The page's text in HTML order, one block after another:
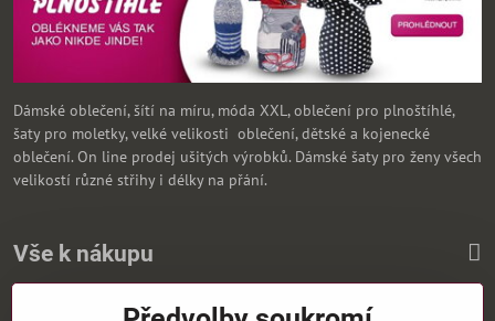
Dámské oblečení, šítí na míru, móda XXL, oblečení pro plnoštíhlé,
šaty pro moletky, velké velikosti oblečení, dětské a kojenecké
oblečení. On line prodej ušitých výrobků. Dámské šaty pro ženy všech
velikostí různé střihy i délky na přání.
Vše k nákupu